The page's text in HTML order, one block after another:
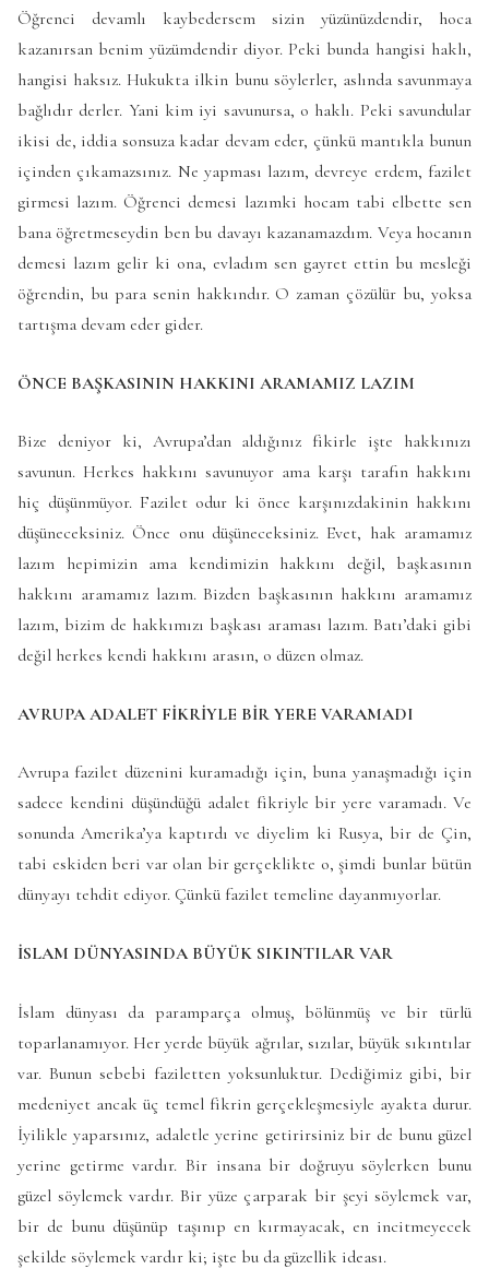
Öğrenci devamlı kaybedersem sizin yüzünüzdendir, hoca
kazanırsan benim yüzümdendir diyor. Peki bunda hangisi haklı,
hangisi haksız. Hukukta ilkin bunu söylerler, aslında savunmaya
bağlıdır derler. Yani kim iyi savunursa, o haklı. Peki savundular
ikisi de, iddia sonsuza kadar devam eder, çünkü mantıkla bunun
içinden çıkamazsınız. Ne yapması lazım, devreye erdem, fazilet
girmesi lazım. Öğrenci demesi lazımki hocam tabi elbette sen
bana öğretmeseydin ben bu davayı kazanamazdım. Veya hocanın
demesi lazım gelir ki ona, evladım sen gayret ettin bu mesleği
öğrendin, bu para senin hakkındır. O zaman çözülür bu, yoksa
tartışma devam eder gider.
ÖNCE BAŞKASININ HAKKINI ARAMAMIZ LAZIM
Bize deniyor ki, Avrupa’dan aldığınız fikirle işte hakkınızı
savunun. Herkes hakkını savunuyor ama karşı tarafın hakkını
hiç düşünmüyor. Fazilet odur ki önce karşınızdakinin hakkını
düşüneceksiniz. Önce onu düşüneceksiniz. Evet, hak aramamız
lazım hepimizin ama kendimizin hakkını değil, başkasının
hakkını aramamız lazım. Bizden başkasının hakkını aramamız
lazım, bizim de hakkımızı başkası araması lazım. Batı’daki gibi
değil herkes kendi hakkını arasın, o düzen olmaz.
AVRUPA ADALET FİKRİYLE BİR YERE VARAMADI
Avrupa fazilet düzenini kuramadığı için, buna yanaşmadığı için
sadece kendini düşündüğü adalet fikriyle bir yere varamadı. Ve
sonunda Amerika’ya kaptırdı ve diyelim ki Rusya, bir de Çin,
tabi eskiden beri var olan bir gerçeklikte o, şimdi bunlar bütün
dünyayı tehdit ediyor. Çünkü fazilet temeline dayanmıyorlar.
İSLAM DÜNYASINDA BÜYÜK SIKINTILAR VAR
İslam dünyası da paramparça olmuş, bölünmüş ve bir türlü
toparlanamıyor. Her yerde büyük ağrılar, sızılar, büyük sıkıntılar
var. Bunun sebebi faziletten yoksunluktur. Dediğimiz gibi, bir
medeniyet ancak üç temel fikrin gerçekleşmesiyle ayakta durur.
İyilikle yaparsınız, adaletle yerine getirirsiniz bir de bunu güzel
yerine getirme vardır. Bir insana bir doğruyu söylerken bunu
güzel söylemek vardır. Bir yüze çarparak bir şeyi söylemek var,
bir de bunu düşünüp taşınıp en kırmayacak, en incitmeyecek
şekilde söylemek vardır ki; işte bu da güzellik ideası.